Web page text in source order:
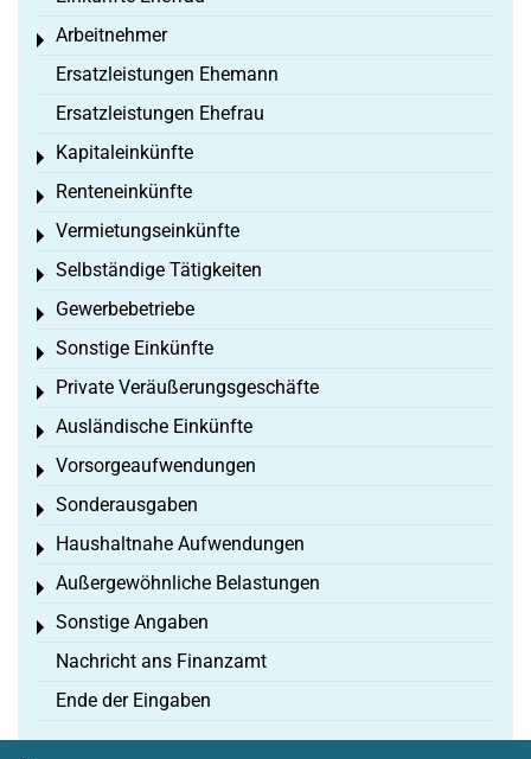
Arbeitnehmer
Toggle menu
Ersatzleistungen Ehemann
Ersatzleistungen Ehefrau
Kapitaleinkünfte
Toggle menu
Renteneinkünfte
Toggle menu
Vermietungseinkünfte
Toggle menu
Selbständige Tätigkeiten
Toggle menu
Gewerbebetriebe
Toggle menu
Sonstige Einkünfte
Toggle menu
Private Veräußerungsgeschäfte
Toggle menu
Ausländische Einkünfte
Toggle menu
Vorsorgeaufwendungen
Toggle menu
Sonderausgaben
Toggle menu
Haushaltnahe Aufwendungen
Toggle menu
Außergewöhnliche Belastungen
Toggle menu
Sonstige Angaben
Toggle menu
Nachricht ans Finanzamt
Ende der Eingaben